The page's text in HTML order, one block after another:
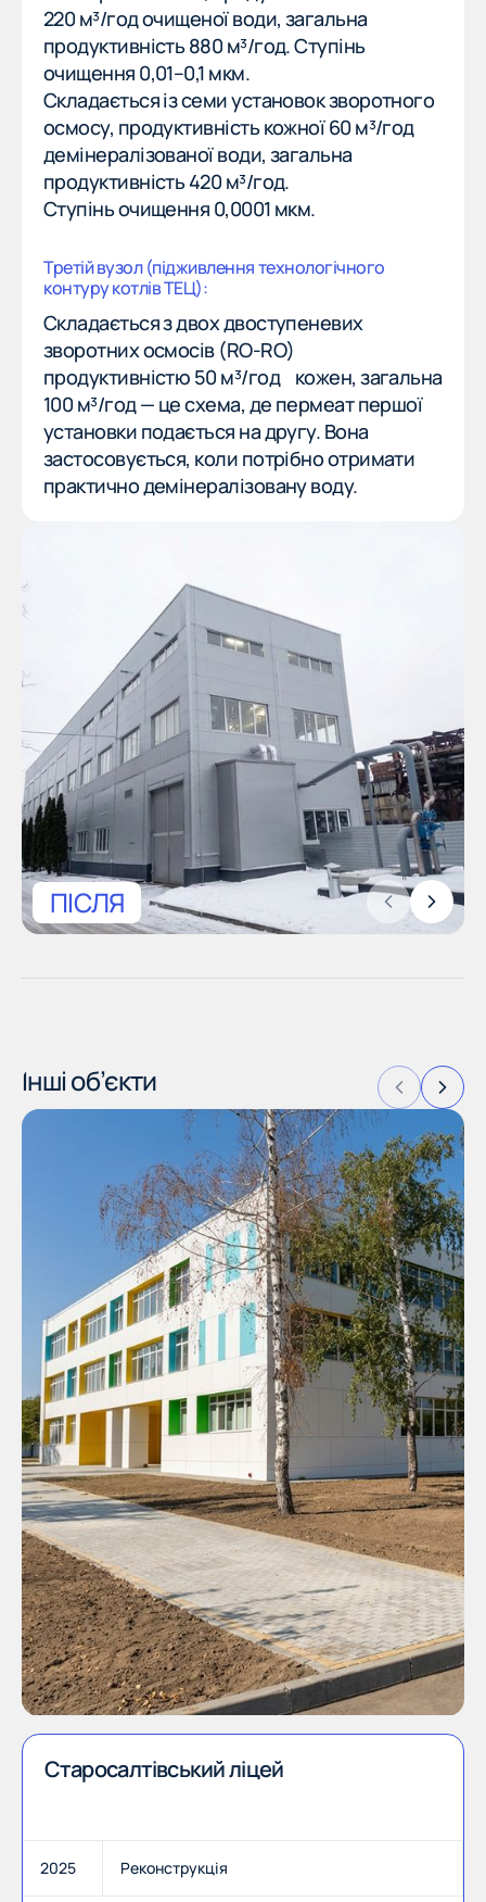
220 м³/год очищеної води, загальна
продуктивність 880 м³/год. Ступінь
очищення 0,01–0,1 мкм.
Складається із семи установок зворотного
осмосу, продуктивність кожної 60 м³/год
демінералізованої води, загальна
продуктивність 420 м³/год.
Ступінь очищення 0,0001 мкм.
Третій вузол (підживлення технологічного
контуру котлів ТЕЦ):
Складається з двох двоступеневих
зворотних осмосів (RO-RO)
продуктивністю 50 м³/год кожен, загальна
100 м³/год — це схема, де пермеат першої
установки подається на другу. Вона
застосовується, коли потрібно отримати
практично демінералізовану воду.
ПІСЛЯ
Інші об’єкти
Старосалтівський ліцей
2025 Реконструкція
Офіс
м. Харків, вул. Космічна, 21,
Space Hall, оф. 603–607
Офіс
61002, м. Харків,
вул. Маршала Бажанова,
21/23, оф. 8